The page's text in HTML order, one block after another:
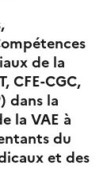
de la
CFE-CGC,
dans la
la VAE à
du
et des